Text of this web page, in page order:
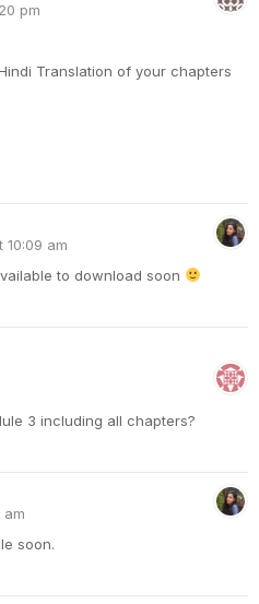
pm
Translation of your chapters
10:09 am
to download soon
3 including all chapters?
am
soon.